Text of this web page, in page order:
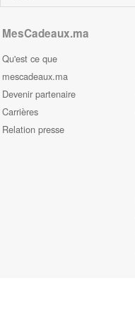
MesCadeaux.ma
Qu'est ce que
mescadeaux.ma
Devenir partenaire
Carrières
Relation presse